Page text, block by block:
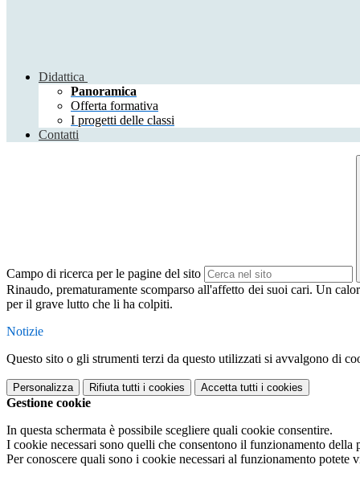
Didattica
Panoramica
Offerta formativa
I progetti delle classi
Contatti
Campo di ricerca per le pagine del sito
Rinaudo, prematuramente scomparso all'affetto dei suoi cari. Un
per il grave lutto che li ha colpiti.
Notizie
Questo sito o gli strumenti terzi da questo utilizzati si avvalgono di
Personalizza Rifiuta tutti i cookies Accetta tutti i cookies
Gestione cookie
In questa schermata è possibile scegliere quali cookie consentire.
I cookie necessari sono quelli che consentono il funzionamento
Per conoscere quali sono i cookie necessari al funzionamento potete